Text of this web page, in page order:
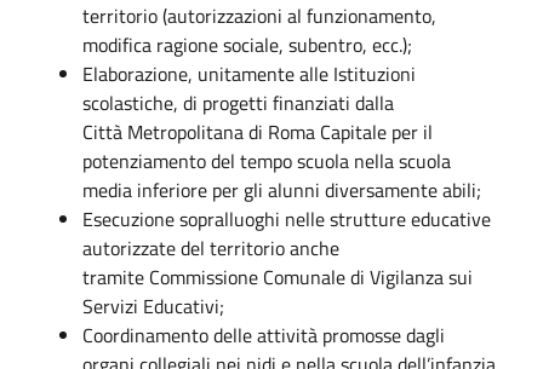
territorio (autorizzazioni al funzionamento,
modifica ragione sociale, subentro, ecc.);
Elaborazione, unitamente alle Istituzioni
scolastiche, di progetti finanziati dalla
Città Metropolitana di Roma Capitale per il
potenziamento del tempo scuola nella scuola
media inferiore per gli alunni diversamente abili;
Esecuzione sopralluoghi nelle strutture educative
autorizzate del territorio anche
tramite Commissione Comunale di Vigilanza sui
Servizi Educativi;
Coordinamento delle attività promosse dagli